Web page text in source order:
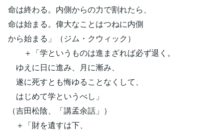
命は終わる。内側からの力で割れたら、
命は始まる。偉大なことはつねに内側
から始まる」（ジム・クウィック）
＋「学というものは進まざれば必ず退く。
ゆえに日に進み、月に漸み、
遂に死すとも悔ゆることなくして、
はじめて学というべし」
（吉田松陰、「講孟余話」）
＋「財を遺すは下、